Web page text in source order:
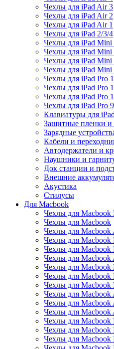
Чехлы для iPad Air 3
Чехлы для iPad Air 2
Чехлы для iPad Air 1
Чехлы для iPad 2/3/4
Чехлы для iPad Mini
Чехлы для iPad Mini
Чехлы для iPad Mini
Чехлы для iPad Mini
Чехлы для iPad Pro
Чехлы для iPad Pro
Чехлы для iPad Pro
Чехлы для iPad Pro
Клавиатуры для iPad
Защитные пленки и
Зарядные
Кабели и
Автодержатели и
Наушники и
Док станции и
Внешние
Акустика
Стилусы
Для Macbook
Чехлы для Macbook
Чехлы для Macbook
Чехлы для Macbook
Чехлы для Macbook
Чехлы для Macbook
Чехлы для Macbook
Чехлы для Macbook
Чехлы для Macbook
Чехлы для Macbook
Чехлы для Macbook
Чехлы для Macbook
Чехлы для Macbook
Чехлы для Macbook
Чехлы для Macbook
Чехлы для Macbook